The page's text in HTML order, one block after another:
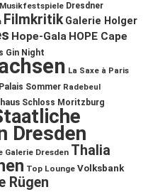
Dresdner
Filmkritik Galerie Holger
Hope-Gala HOPE Cape
Gin Night
La Saxe à Paris
Palais Sommer Radebeul
Schloss Moritzburg
Dresden
Galerie Dresden Thalia
Top Lounge Volksbank
Rügen